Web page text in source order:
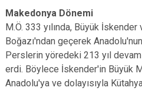
Makedonya Dönemi
M.Ö. 333 yılında, Büyük
Boğazı'ndan geçerek
Perslerin yöredeki 213 yıl
erdi. Böylece İskender'in Büyük
Anadolu'ya ve dolayısıyla